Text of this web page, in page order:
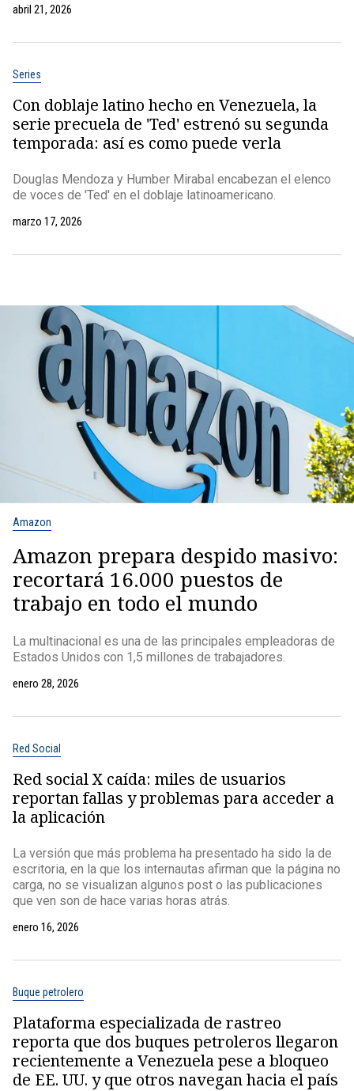
abril 21, 2026
Series
Con doblaje latino hecho en Venezuela, la
serie precuela de 'Ted' estrenó su segunda
temporada: así es como puede verla
Douglas Mendoza y Humber Mirabal encabezan el elenco
de voces de 'Ted' en el doblaje latinoamericano.
marzo 17, 2026
Amazon
Amazon prepara despido masivo:
recortará 16.000 puestos de
trabajo en todo el mundo
La multinacional es una de las principales empleadoras de
Estados Unidos con 1,5 millones de trabajadores.
enero 28, 2026
Red Social
Red social X caída: miles de usuarios
reportan fallas y problemas para acceder a
la aplicación
La versión que más problema ha presentado ha sido la de
escritoria, en la que los internautas afirman que la página no
carga, no se visualizan algunos post o las publicaciones
que ven son de hace varias horas atrás.
enero 16, 2026
Buque petrolero
Plataforma especializada de rastreo
reporta que dos buques petroleros llegaron
recientemente a Venezuela pese a bloqueo
de EE. UU. y que otros navegan hacia el país